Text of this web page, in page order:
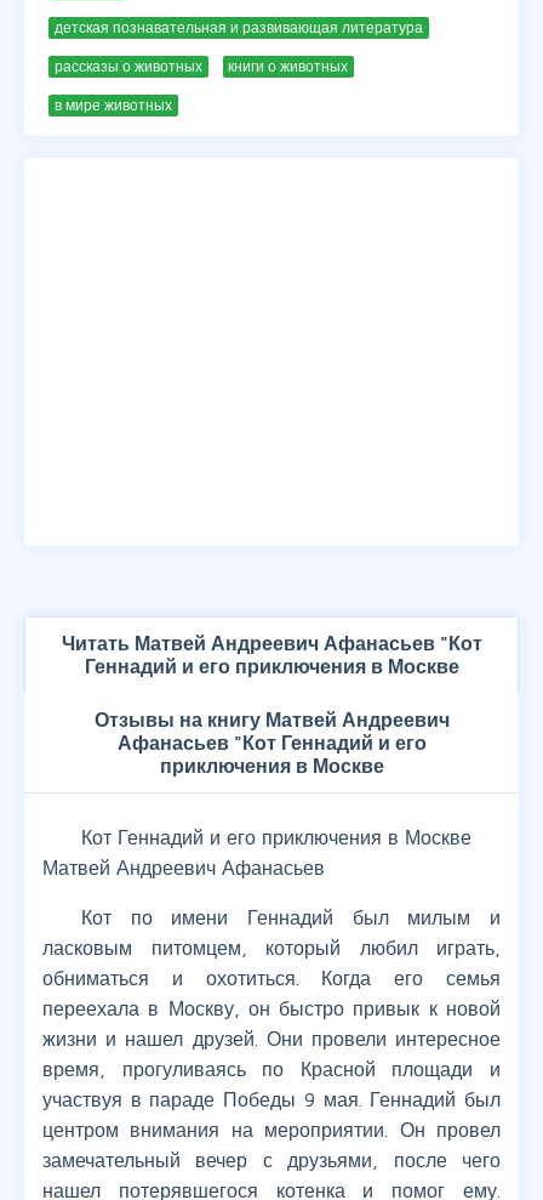
детская познавательная и развивающая литература
рассказы о животных книги о животных
в мире животных
Читать Матвей Андреевич Афанасьев "Кот
Геннадий и его приключения в Москве
Отзывы на книгу Матвей Андреевич
Афанасьев "Кот Геннадий и его
приключения в Москве
Кот Геннадий и его приключения в Москве
Матвей Андреевич Афанасьев
Кот по имени Геннадий был милым и
ласковым питомцем, который любил играть,
обниматься и охотиться. Когда его семья
переехала в Москву, он быстро привык к новой
жизни и нашел друзей. Они провели интересное
время, прогуливаясь по Красной площади и
участвуя в параде Победы 9 мая. Геннадий был
центром внимания на мероприятии. Он провел
замечательный вечер с друзьями, после чего
нашел потерявшегося котенка и помог ему.